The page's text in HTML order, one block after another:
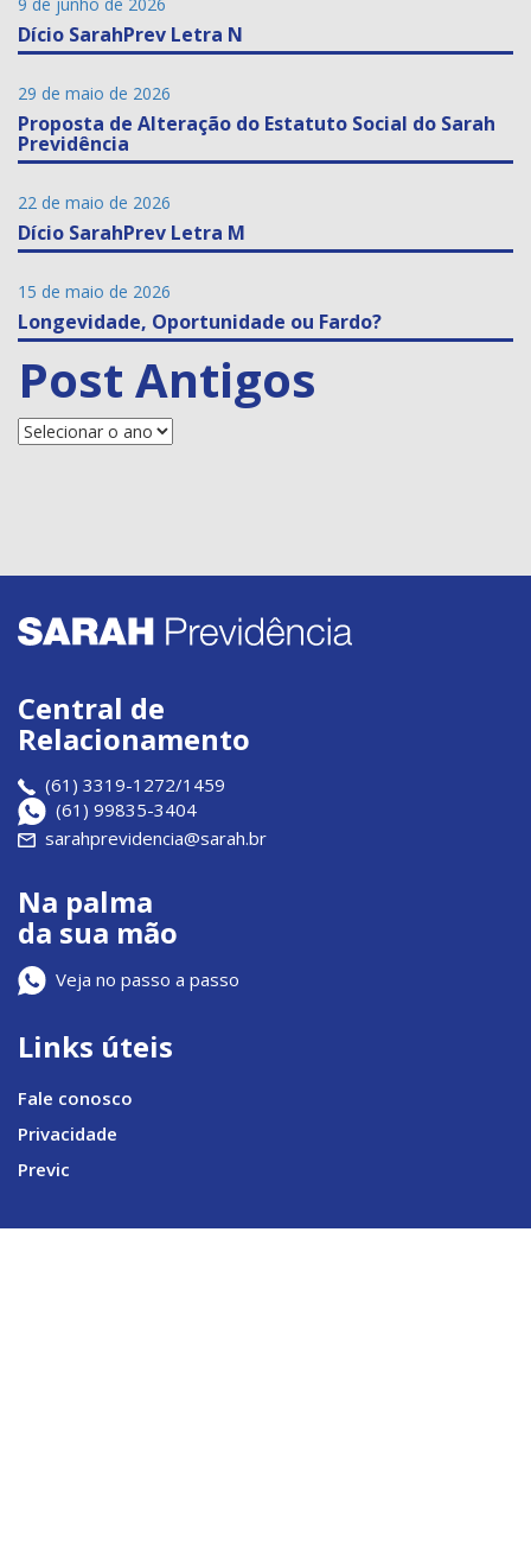
Dício SarahPrev Letra N
29 de maio de 2026
Proposta de Alteração do Estatuto Social do Sarah
Previdência
22 de maio de 2026
Dício SarahPrev Letra M
15 de maio de 2026
Longevidade, Oportunidade ou Fardo?
Post Antigos
Posts
Antigos
Central de
Relacionamento
(61) 3319-1272/1459
(61) 99835-3404
sarahprevidencia@sarah.br
Na palma
da sua mão
Veja no passo a passo
Links úteis
Fale conosco
Privacidade
Previc